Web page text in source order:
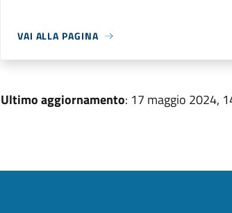
VAI ALLA PAGINA
Ultimo aggiornamento: 17 maggio 2024,